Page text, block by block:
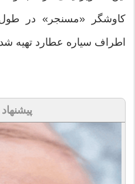
كاوشگر «مسنجر» در
اطراف سیاره عطارد تهیه